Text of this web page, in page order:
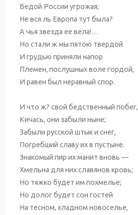
Бедой России угрожая;
Не вся ль Европа тут была?
А чья звезда ее вела!…
Но стали ж мы пятою твердой
И грудью приняли напор
Племен, послушных воле гордой,
И равен был неравный спор.
И что ж? свой бедственный побег,
Кичась, они забыли ныне;
Забыли русской штык и снег,
Погребший славу их в пустыне.
Знакомый пир их манит вновь —
Хмельна для них славянов кровь;
Но тяжко будет им похмелье;
Но долог будет сон гостей
На тесном, хладном новоселье,